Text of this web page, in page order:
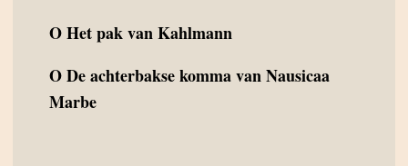
OHet pak van Kahlmann
ODe achterbakse komma van Nausicaa
Marbe